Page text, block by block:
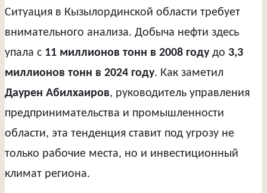
Ситуация в Кызылординской области требует
внимательного анализа. Добыча нефти здесь
упала с 11 миллионов тонн в 2008 годудо 3,3
миллионов тонн в 2024 году. Как заметил
Даурен Абилхаиров, руководитель управления
предпринимательства и промышленности
области, эта тенденция ставит под угрозу не
только рабочие места, но и инвестиционный
климат региона.